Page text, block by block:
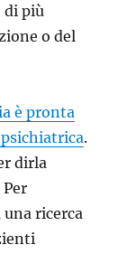
di più
o del
è pronta
.
dirla
Per
ricerca